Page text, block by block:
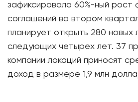
зафиксировала 60%-ный рост
соглашений во втором
планирует открыть 280 новых
следующих четырех лет. 37
компании локаций приносят
доход в размере 1,9 млн